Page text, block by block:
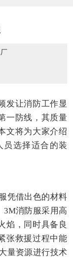
发让消防工作显
一防线，其质量
文将为大家介绍
员选择适合的装
凭借出色的材料
3M消防服采用高
焰，同时具备良
张救援过程中能
量资源进行技术